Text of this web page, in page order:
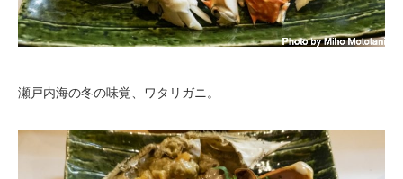
瀬戸内海の冬の味覚、ワタリガニ。